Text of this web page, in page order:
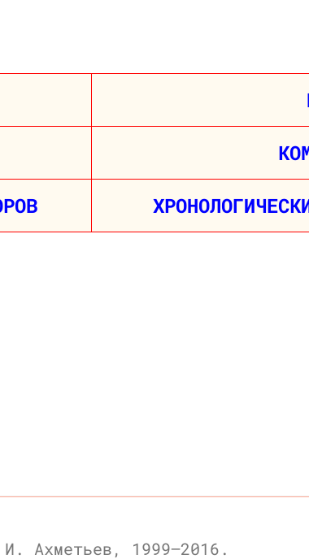
Ахметьев, 1999—2016.